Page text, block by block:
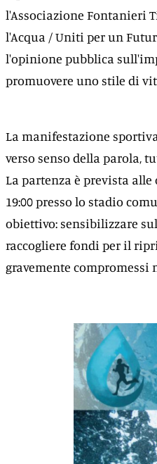
l'Associazione Fontanieri
l'Acqua / Uniti per un
l'opinione pubblica
promuovere uno stile di
La manifestazione
verso senso della parola,
La partenza è prevista
19:00 presso lo stadio
obiettivo: sensibilizzare
raccogliere fondi per il
gravemente compromessi